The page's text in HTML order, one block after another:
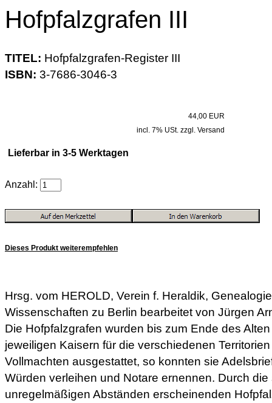
Hofpfalzgrafen III
TITEL: Hofpfalzgrafen-Register III
ISBN: 3-7686-3046-3
44,00 EUR
incl. 7% USt. zzgl. Versand
Lieferbar in 3-5 Werktagen
Anzahl:
Dieses Produkt weiterempfehlen
Hrsg. vom HEROLD, Verein f. Heraldik,
Wissenschaften zu Berlin bearbeitet von Jürgen
Die Hofpfalzgrafen wurden bis zum Ende des
jeweiligen Kaisern für die verschiedenen
Vollmachten ausgestattet, so konnten sie
Würden verleihen und Notare ernennen. Durch die
unregelmäßigen Abständen erscheinenden